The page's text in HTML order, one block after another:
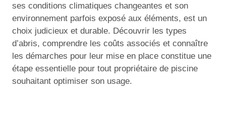
ses conditions climatiques changeantes et son
environnement parfois exposé aux éléments, est un
choix judicieux et durable. Découvrir les types
d’abris, comprendre les coûts associés et connaître
les démarches pour leur mise en place constitue une
étape essentielle pour tout propriétaire de piscine
souhaitant optimiser son usage.